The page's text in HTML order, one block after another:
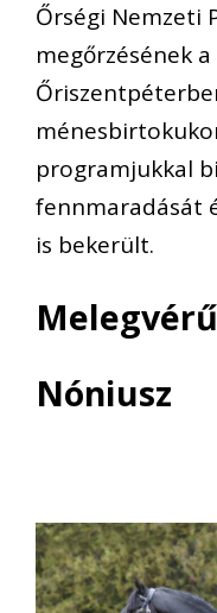
Őrségi Nemzeti
megőrzésének
programjukkal
fennmaradását
is bekerült.
Nóniusz